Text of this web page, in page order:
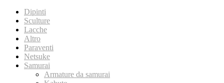
Dipinti
Sculture
Lacche
Altro
Paraventi
Netsuke
Samurai
Armature da samurai